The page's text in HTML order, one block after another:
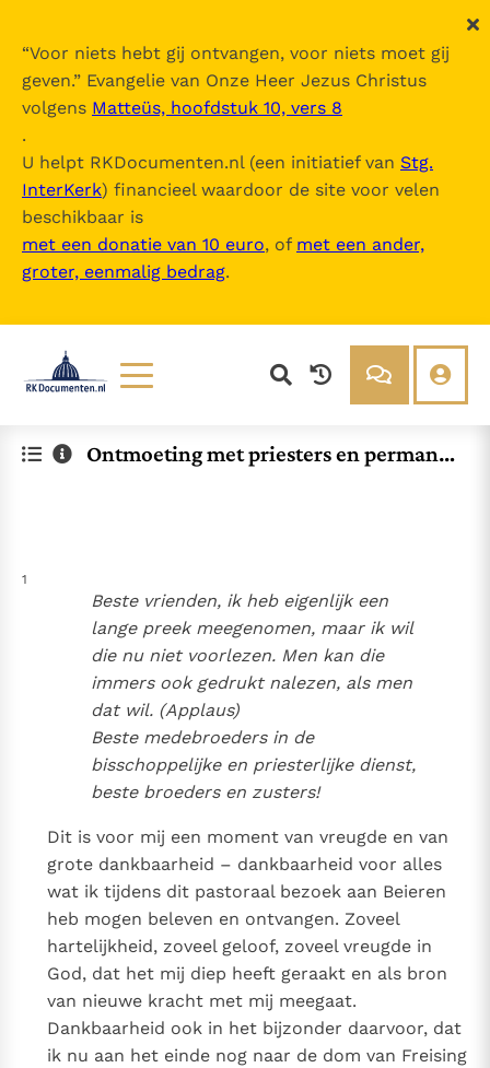
“Voor niets hebt gij ontvangen, voor niets moet gij
geven.” Evangelie van Onze Heer Jezus Christus
volgens Matteüs, hoofdstuk 10, vers 8
.
U helpt RKDocumenten.nl (een initiatief van Stg.
InterKerk) financieel waardoor de site voor velen
beschikbaar is
met een donatie van 10 euro, of met een ander,
groter, eenmalig bedrag.
Documenten
Denzinger
Over RK Documenten
Nieuwste Documenten
5. Het gebed van de Kerk
In Christus wordt onze honger vervuld
Leer de kostbare parel van Gods koninkrijk te
herkennen
Gods Koninkrijk groeit stilletjes door liefde, niet door
De mystiek. De mystieke verschijnselen en de
heiligheid
Berichten
Het Vaticaan publiceert een nieuwe Latijnse uitgave
van het Romeins martyrologium
Vaticaanse financiële waakhond verliest autonomie
Paus spreekt het Wereldvoedselprogramma toe
Paus Leo XIV in Pavia: "De stad is zowel een gave als
een taak"
Paus in Pavia: St. Augustinus toont ons de noodzaak om
"naar het innerlijk" toe te keren.
Ontmoeting met priesters en permane
1
Beste vrienden, ik heb eigenlijk een
lange preek meegenomen, maar ik wil
die nu niet voorlezen. Men kan die
immers ook gedrukt nalezen, als men
dat wil. (Applaus)
Beste medebroeders in de
bisschoppelijke en priesterlijke dienst,
beste broeders en zusters!
Dit is voor mij een moment van vreugde en van
grote dankbaarheid – dankbaarheid voor alles
wat ik tijdens dit pastoraal bezoek aan Beieren
heb mogen beleven en ontvangen. Zoveel
hartelijkheid, zoveel geloof, zoveel vreugde in
God, dat het mij diep heeft geraakt en als bron
van nieuwe kracht met mij meegaat.
Dankbaarheid ook in het bijzonder daarvoor, dat
ik nu aan het einde nog naar de dom van Freising